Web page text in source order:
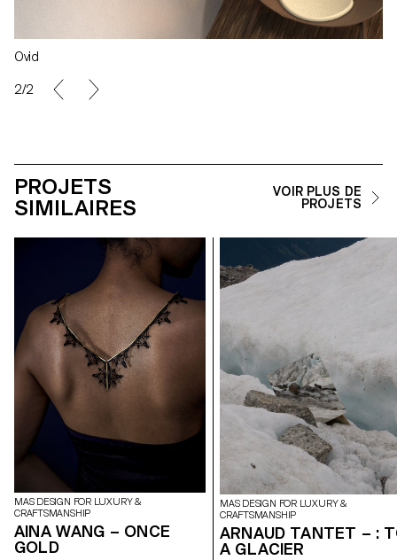
Ovid
2/2
PROJETS
SIMILAIRES
VOIR PLUS DE
PROJETS
MAS DESIGN FOR LUXURY &
CRAFTSMANSHIP
AINA WANG – ONCE
GOLD
MAS DESIGN FOR LUXURY &
CRAFTSMANSHIP
ARNAUD TANTET – :
A GLACIER